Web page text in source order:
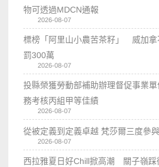
物可透過MDCN通報
2026-08-07
標榜「阿里山小農苦茶籽」 威加
罰300萬
2026-08-07
投縣榮獲勞動部補助辦理督促事業
務考核丙組甲等佳績
2026-08-07
從被定義到定義卓越 梵莎爾三度參
2026-08-07
西拉雅夏日好Chill掀高潮 關子嶺踩